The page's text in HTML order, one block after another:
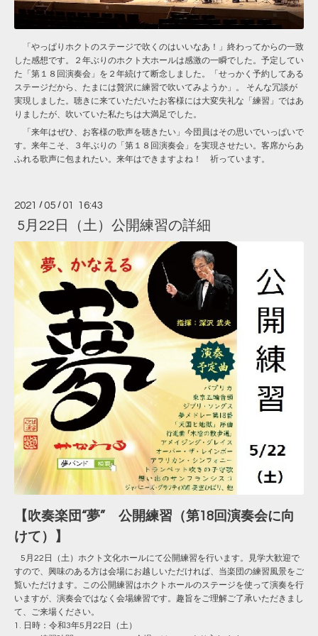
「やっぱりホクトのステージで吹くのはいいなあ！」終わってからの一致
した感想です。２年ぶりのホクト大ホールは感激の一瞬でした。予定してい
た「第１８回演奏会」を２年続けて断念しました。「せっかく予約してある
ステージだから、たまには贅沢に練習で吹いてみようか」。 そんな冗談が
実現しました。聴きに来ていただいたお客様には大変失礼な「練習」ではあ
りましたが、吹いていた私たちは大満足でした。
「来年はぜひ、お客様の歌声を聴きたい」今団員はその思いでいっぱいで
す。来年こそ、３年ぶりの「第１８回演奏会」を実現させたい。客席からあ
ふれる歌声に包まれたい。来年はできますよね！ 祈っています。
2021 /05 /01 16:43
5月22日（土）公開練習の詳細
【吹奏楽団“夢” 公開練習（第18回演奏会に向
けて）】
5月22日（土）ホクト文化ホールにて公開練習を行います。見学大歓迎で
すので、興味のある方は会場にお越しいただければ、当楽団の練習風景をご
覧いただけます。この公開練習はホクトホールのステージを使って演奏を行
いますが、演奏会ではなく会場練習です。趣旨をご理解ご了承いただきまし
て、ご来場ください。
日時：令和3年5月22日（土）